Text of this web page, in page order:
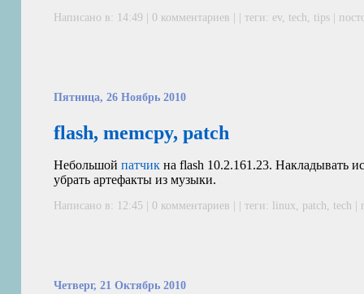
Написано в: 14:49 | 0 комментариев | | теги: ev, tech, tips |
Пятница, 26 Ноябрь 2010
flash, memcpy, patch
Небольшойпатчик на flash 10.2.161.23. Накладывать
убрать артефакты из музыки.
Написано в: 12:45 | 0 комментариев | | теги: linux patch tech |
Четверг, 21 Октябрь 2010